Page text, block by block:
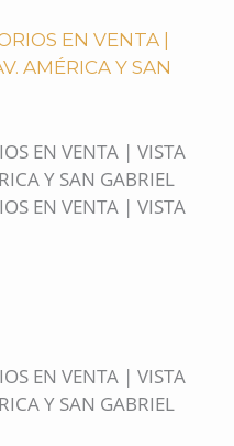
EN VENTA |
AMÉRICA Y SAN
EN VENTA | VISTA
Y SAN GABRIEL
EN VENTA | VISTA
EN VENTA | VISTA
Y SAN GABRIEL